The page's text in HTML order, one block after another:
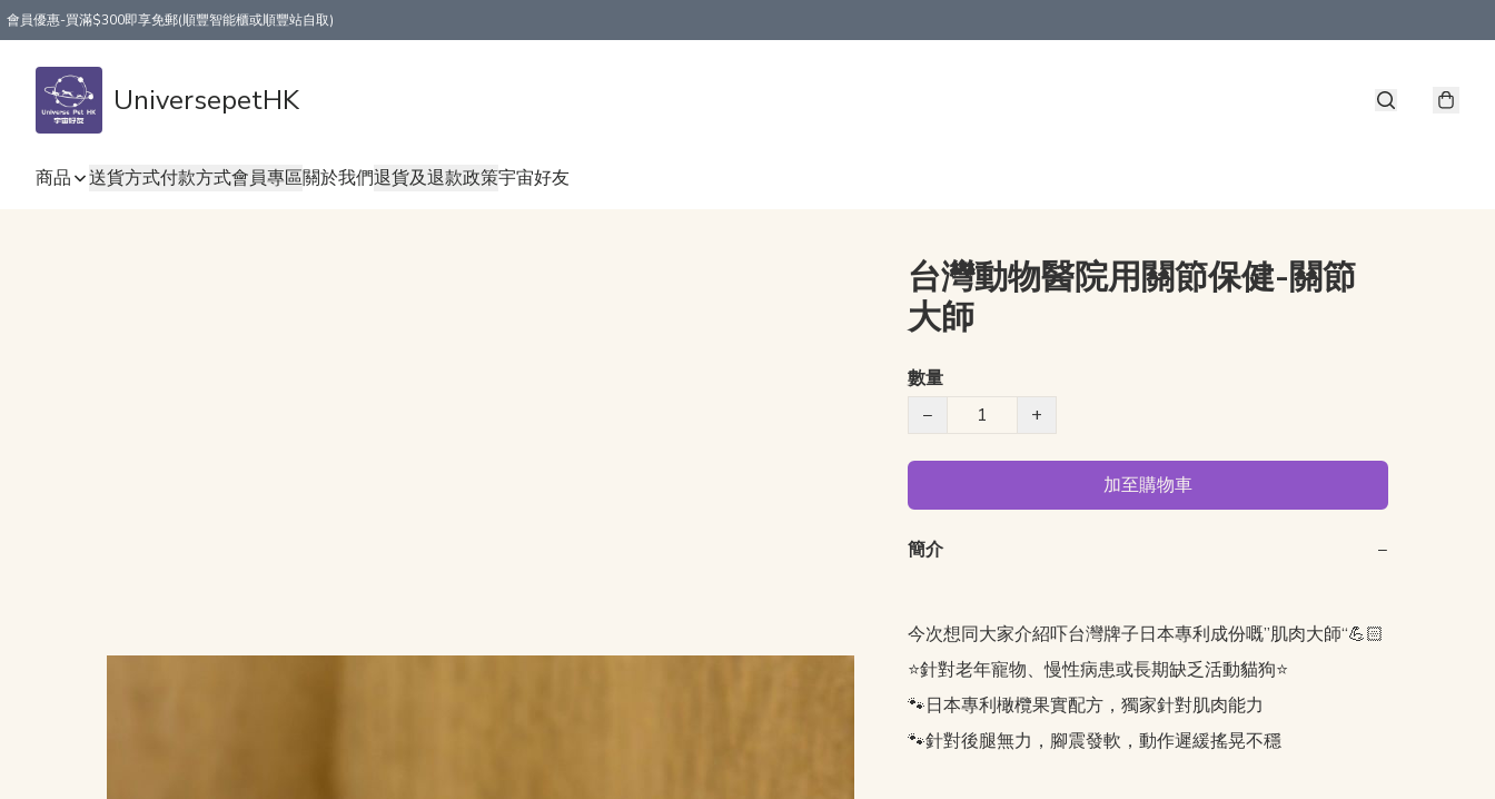
會員優惠-買滿$300即享免郵(順豐智能櫃或順豐站自取)
UniversepetHK
商品 送貨方式付款方式會員專區關於我們退貨及退款政策宇宙好友
台灣動物醫院用關節保健-關節
大師
數量
−
+
加至購物車
簡介 −
今次想同大家介紹吓台灣牌子日本專利成份嘅”肌肉大師“💪🏻
⭐️針對老年寵物、慢性病患或長期缺乏活動貓狗⭐️
🐾日本專利橄欖果實配方，獨家針對肌肉能力
🐾針對後腿無力，腳震發軟，動作遲緩搖晃不穩